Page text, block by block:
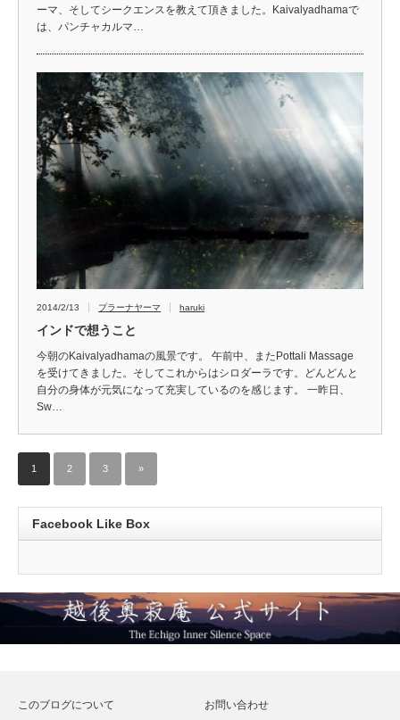
ーマ、そしてシークエンスを教えて頂きました。Kaivalyadhamaで
は、パンチャカルマ…
2014/2/13 プラーナヤーマ haruki
インドで想うこと
今朝のKaivalyadhamaの風景です。 午前中、またPottali Massage
を受けてきました。そしてこれからはシロダーラです。どんどんと
自分の身体が元気になって充実しているのを感じます。 一昨日、
Sw…
1 2 3 »
Facebook Like Box
このブログについて お問い合わせ